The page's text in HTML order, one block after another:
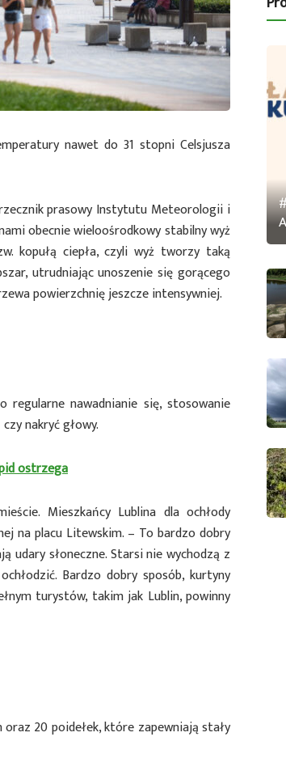
nawet do 31 stopni Celsjusza
prasowy Instytutu Meteorologii i
obecnie wieloośrodkowy stabilny wyż
kopułą ciepła, czyli wyż tworzy taką
utrudniając unoszenie się gorącego
powierzchnię jeszcze intensywniej.
nawadnianie się, stosowanie
nakryć głowy.
ostrzega
Mieszkańcy Lublina dla ochłody
na placu Litewskim. – To bardzo dobry
udary słoneczne. Starsi nie wychodzą z
Bardzo dobry sposób, kurtyny
turystów, takim jak Lublin, powinny
20 poidełek, które zapewniają stały